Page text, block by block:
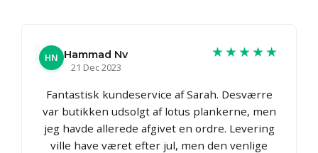
HN Hammad Nv
21 Dec 2023
★★★★★
Fantastisk kundeservice af Sarah. Desværre
var butikken udsolgt af lotus plankerne, men
jeg havde allerede afgivet en ordre. Levering
ville have været efter jul, men den venlige